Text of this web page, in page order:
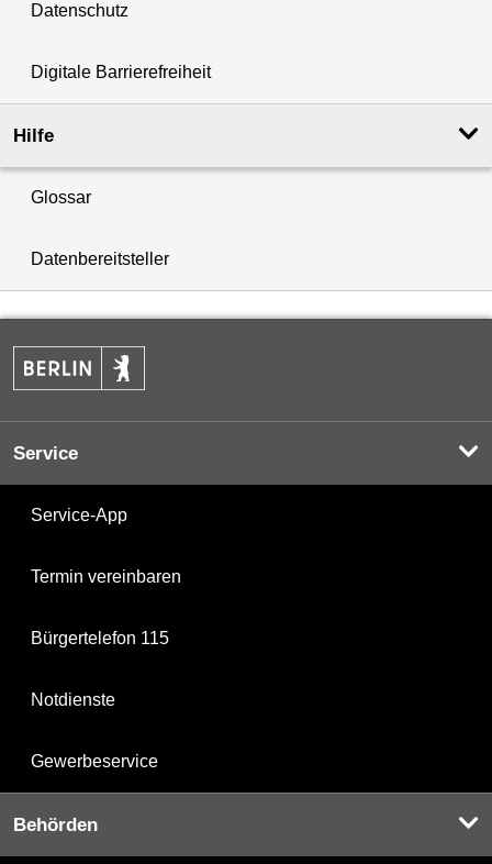
Datenschutz
Digitale Barrierefreiheit
Hilfe
Glossar
Datenbereitsteller
Service
Service-App
Termin vereinbaren
Bürgertelefon 115
Notdienste
Gewerbeservice
Behörden